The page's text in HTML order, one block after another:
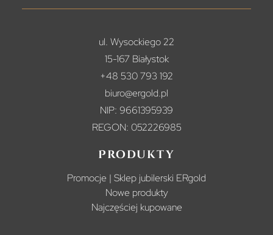
ul. Wysockiego 22
15-167 Białystok
+48 530 793 192
biuro@ergold.pl
NIP: 9661395939
REGON: 052226985
Produkty
Promocje | Sklep jubilerski ERgold
Nowe produkty
Najczęściej kupowane